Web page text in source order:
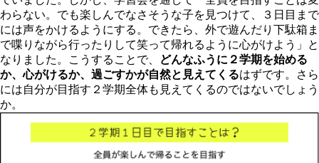
わらない。でも楽しんでなさそうな子を見つけて、３日目まで
には声をかけるようにする。できたら、外で遊んだり下駄箱ま
で喋りながら行ったりして笑って帰れるように心がけよう」と
なりました。こうすることで、
どんなふうに２学期を始める
か、心がけるか、過ごすかが自然と見えてくるはずです。さら
には自分が目指す２学期全体も見えてくるのではないでしょう
か。